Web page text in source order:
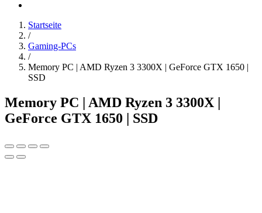
Startseite
/
Gaming-PCs
/
Memory PC | AMD Ryzen 3 3300X | GeForce GTX 1650 |
SSD
Memory PC | AMD Ryzen 3 3300X |
GeForce GTX 1650 | SSD